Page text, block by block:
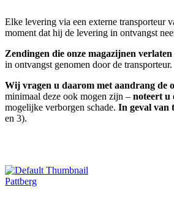
Elke levering via een externe transporteur
moment dat hij de levering in ontvangst
Zendingen die onze magazijnen
in ontvangst genomen door de transporteur.
Wij vragen u daarom met aandrang de
minimaal deze ook mogen zijn – noteert u
mogelijke verborgen schade. In geval van
en 3).
Pattberg